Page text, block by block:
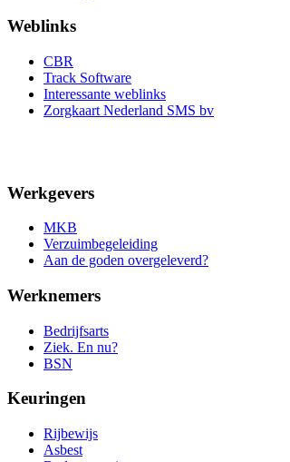
Weblinks
CBR
Track Software
Interessante weblinks
Zorgkaart Nederland SMS bv
Werkgevers
MKB
Verzuimbegeleiding
Aan de goden overgeleverd?
Werknemers
Bedrijfsarts
Ziek. En nu?
BSN
Keuringen
Rijbewijs
Asbest